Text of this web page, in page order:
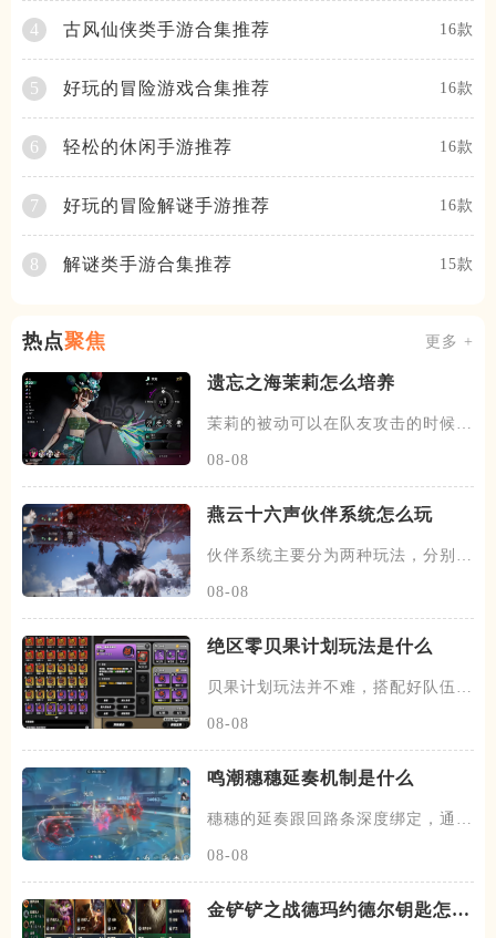
4 古风仙侠类手游合集推荐 16款
5 好玩的冒险游戏合集推荐 16款
6 轻松的休闲手游推荐 16款
7 好玩的冒险解谜手游推荐 16款
8 解谜类手游合集推荐 15款
热点聚焦 更多 +
遗忘之海茉莉怎么培养
茉莉的被动可以在队友攻击的时候，
08-08
燕云十六声伙伴系统怎么玩
伙伴系统主要分为两种玩法，分别是
08-08
绝区零贝果计划玩法是什么
贝果计划玩法并不难，搭配好队伍和
08-08
鸣潮穗穗延奏机制是什么
穗穗的延奏跟回路条深度绑定，通过
08-08
金铲铲之战德玛约德尔钥匙怎么